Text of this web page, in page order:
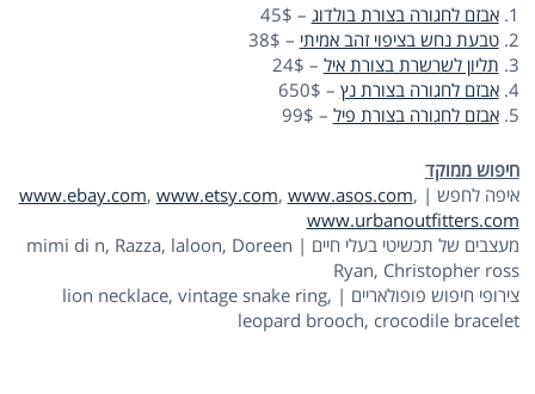
1. אבזם לחגורה בצורת בולדוג – 45$
2. טבעת נחש בציפוי זהב אמיתי – 38$
3. תליון לשרשרת בצורת איל – 24$
4. אבזם לחגורה בצורת נץ – 650$
5. אבזם לחגורה בצורת פיל – 99$
חיפוש ממוקד
איפה לחפש |
www.ebay.com, www.etsy.com, www.asos.com,
www.urbanoutfitters.com
מעצבים של תכשיטי בעלי חיים | mimi di n, Razza, laloon, Doreen
Ryan, Christopher ross
צירופי חיפוש פופולאריים | lion necklace, vintage snake ring,
leopard brooch, crocodile bracelet